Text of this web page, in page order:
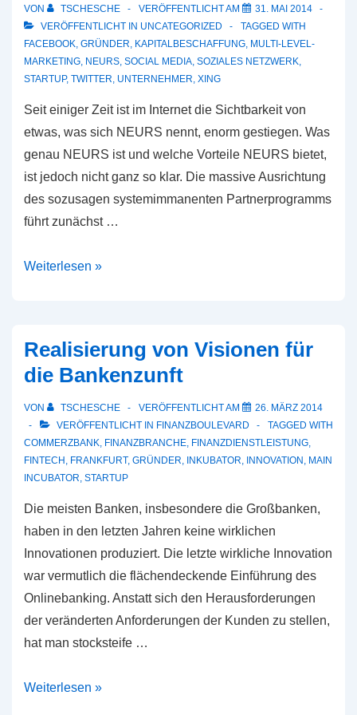
VON TSCHESCHE VERÖFFENTLICHT AM
31. MAI 2014
VERÖFFENTLICHT IN UNCATEGORIZED
TAGGED WITH
FACEBOOK, GRÜNDER, KAPITALBESCHAFFUNG, MULTI-LEVEL-
MARKETING, NEURS, SOCIAL MEDIA, SOZIALES NETZWERK,
STARTUP, TWITTER, UNTERNEHMER, XING
Seit einiger Zeit ist im Internet die Sichtbarkeit von
etwas, was sich NEURS nennt, enorm gestiegen. Was
genau NEURS ist und welche Vorteile NEURS bietet,
ist jedoch nicht ganz so klar. Die massive Ausrichtung
des sozusagen systemimmanenten Partnerprogramms
führt zunächst …
NEURS
tolle
Sache?
Weiterlesen »
Realisierung von Visionen für
die Bankenzunft
VON TSCHESCHE VERÖFFENTLICHT AM
26. MÄRZ 2014
VERÖFFENTLICHT IN FINANZBOULEVARD
TAGGED WITH
COMMERZBANK, FINANZBRANCHE, FINANZDIENSTLEISTUNG,
FINTECH, FRANKFURT, GRÜNDER, INKUBATOR, INNOVATION, MAIN
INCUBATOR, STARTUP
Die meisten Banken, insbesondere die Großbanken,
haben in den letzten Jahren keine wirklichen
Innovationen produziert. Die letzte wirkliche Innovation
war vermutlich die flächendeckende Einführung des
Onlinebanking. Anstatt sich den Herausforderungen
der veränderten Anforderungen der Kunden zu stellen,
hat man stocksteife …
Realisierung
Weiterlesen »